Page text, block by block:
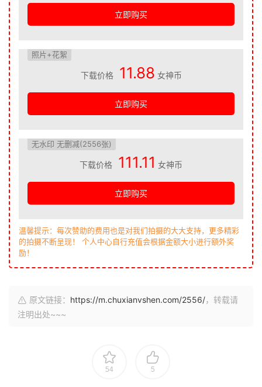
立即购买
照片+花絮
下载价格 11.88 女神币
立即购买
无水印 无删减(2556张)
下载价格 111.11 女神币
立即购买
温馨提示：每次赞助的费用也是对我们拍摄的大大支持，更多精彩
的拍摄不断呈现！ 个人中心自行充值会根据金额大小进行额外奖
励！
原文链接： https://m.chuxianvshen.com/2556/，转载请
注明出处~~~
54 5